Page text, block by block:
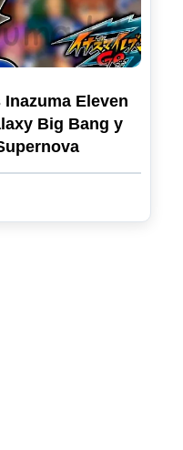
Inazuma Eleven
Big Bang y